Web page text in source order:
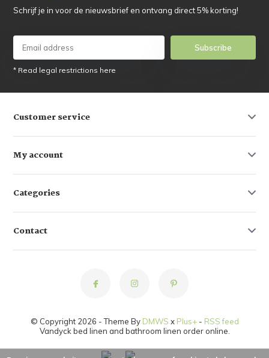
Schrijf je in voor de nieuwsbrief en ontvang direct 5% korting!
Subscribe
* Read legal restrictions here
Customer service
My account
Categories
Contact
© Copyright 2026 - Theme By DMWS x Plus+- RSS feed
Vandyck bed linen and bathroom linen order online.